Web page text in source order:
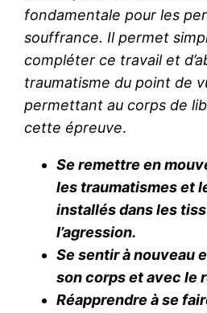
fondamentale pour les
souffrance. Il permet
compléter ce travail et
traumatisme du point de
permettant au corps de
cette épreuve.
Se remettre en
les traumatismes et
installés dans les
l’agression.
Se sentir à nouveau
son corps et avec le
Réapprendre à se